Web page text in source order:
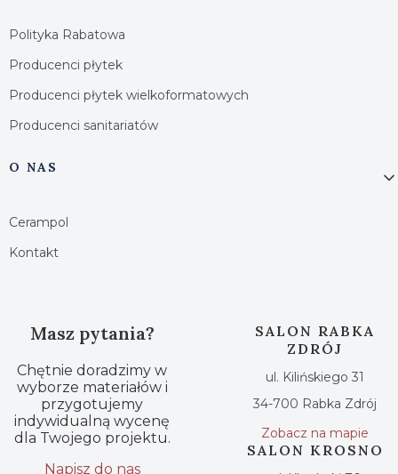
Polityka Rabatowa
Producenci płytek
Producenci płytek wielkoformatowych
Producenci sanitariatów
O NAS
Cerampol
Kontakt
Masz pytania?
Chętnie doradzimy w
wyborze materiałów i
przygotujemy
indywidualną wycenę
dla Twojego projektu.
Napisz do nas
SALON RABKA
ZDRÓJ
ul. Kilińskiego 31
34-700 Rabka Zdrój
Zobacz na mapie
SALON KROSNO